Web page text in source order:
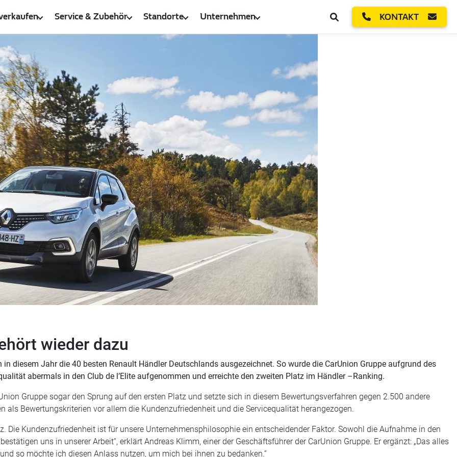
Service & Zubehör Standorte Unternehmen KONTAKT
wieder dazu
diesem Jahr die 40 besten Renault Händler Deutschlands ausgezeichnet. So wurde die CarUnion Gruppe aufgrund des
abermals in den Club de l’Elite aufgenommen und erreichte den zweiten Platz im Händler –Ranking.
Gruppe sogar den Sprung auf den ersten Platz und setzte sich in diesem Bewertungsverfahren gegen 2.500 andere
als Bewertungskriterien vor allem die Kundenzufriedenheit und die Servicequalität herangezogen.
Die Kundenzufriedenheit ist für unsere Unternehmensphilosophie ein entscheidender Faktor. Sowohl die Aufnahme in den
uns in unserer Arbeit“, erklärt Andreas Klimm, einer der Geschäftsführer der CarUnion Gruppe. Er ergänzt: „Das alles
so möchte ich diesen Anlass nutzen, um mich bei ihnen zu bedanken.“